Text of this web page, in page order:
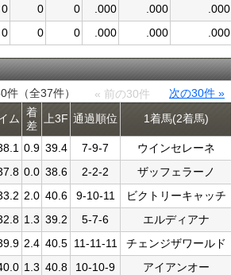
0 0 0 .000 .000
.000
0 0 0 .000 .000 .000
件（全37件） « 前の30件 次の30件 »
ム 着
差
上3F 通過​順位 1着馬(2着馬)
0.9 39.4 7-9-7
ウインセレーネ
0.0 38.6 2-2-2
ザッフェラーノ
2.0 40.6 9-10-11
ビクトリーキャッチ
1.3 39.2 5-7-6
エルディアナ
2.4 40.5 11-11-11
チェンジザワールド
1.3 40.8 10-10-9
アイアンオー